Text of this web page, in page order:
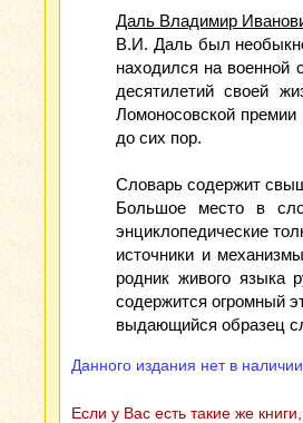
Даль Владимир
В.И. Даль был
находился на военной
десятилетий своей
Ломоносовской премии
до сих пор.
Словарь содержит
Большое место в
энциклопедические
источники и
родник живого языка
содержится огромный
выдающийся образец
Данного издания нет в наличии
Если у Вас есть такие же